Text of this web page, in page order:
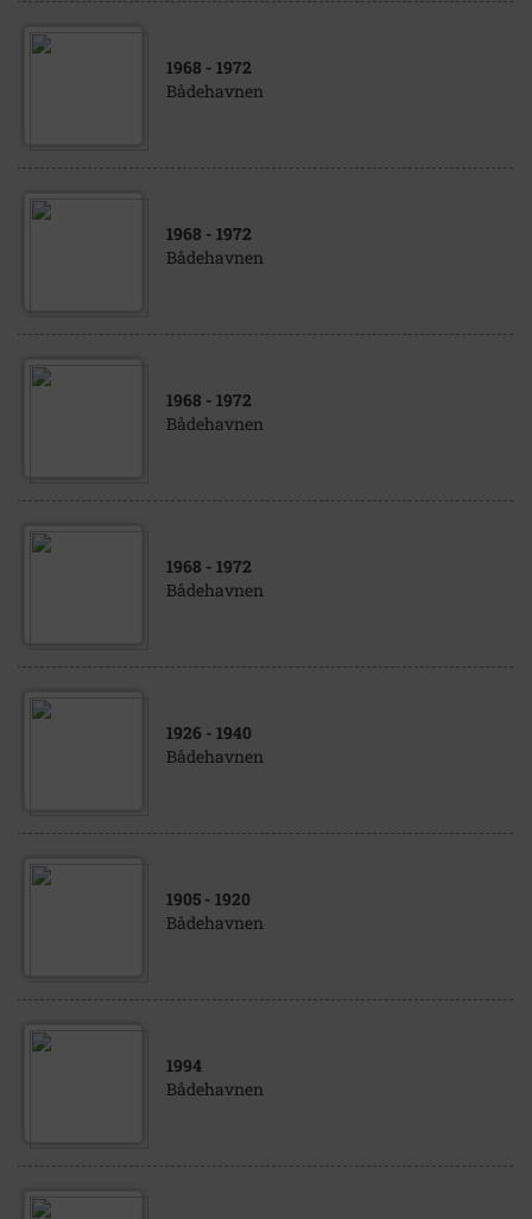
1968 - 1972
Bådehavnen
1968 - 1972
Bådehavnen
1968 - 1972
Bådehavnen
1968 - 1972
Bådehavnen
1926 - 1940
Bådehavnen
1905 - 1920
Bådehavnen
1994
Bådehavnen